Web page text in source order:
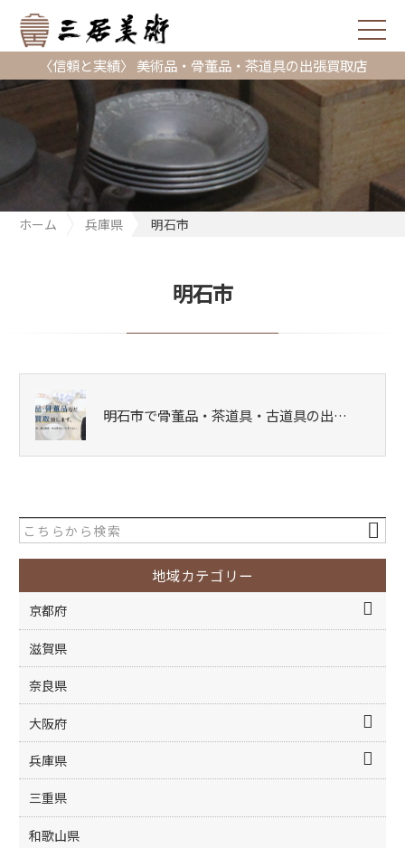
〈信頼と実績〉 美術品・骨董品・茶道具の出張買取店
ホーム 兵庫県 明石市
明石市
明石市で骨董品・茶道具・古道具の出…
地域カテゴリー
京都府
滋賀県
奈良県
大阪府
兵庫県
三重県
和歌山県